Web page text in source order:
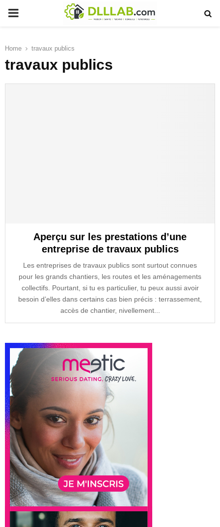
PRIMARY
Home travaux publics
travaux publics
Aperçu sur les prestations d’une
entreprise de travaux publics
Les entreprises de travaux publics sont surtout connues
pour les grands chantiers, les routes et les aménagements
collectifs. Pourtant, si tu es particulier, tu peux aussi avoir
besoin d’elles dans certains cas bien précis : terrassement,
accès de chantier, nivellement...